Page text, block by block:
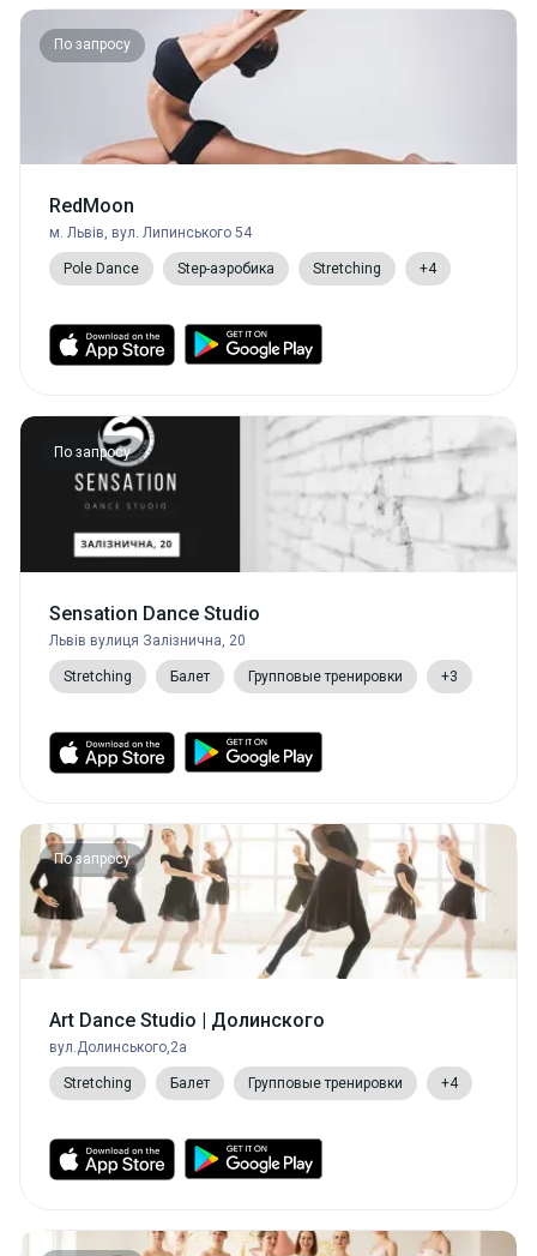
По запросу
RedMoon
м. Львів, вул. Липинського 54
Pole Dance Step-аэробика Stretching +4
По запросу
Sensation Dance Studio
Львів вулиця Залізнична, 20
Stretching Балет Групповые тренировки +3
По запросу
Art Dance Studio | Долинского
вул.Долинського,2а
Stretching Балет Групповые тренировки +4